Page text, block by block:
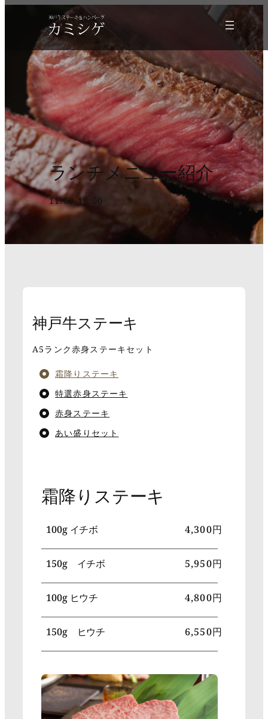
ランチメニュー紹介
11:00-15:00
神戸牛ステーキ
A5ランク赤身ステーキセット
霜降りステーキ
特選赤身ステーキ
赤身ステーキ
あい盛りセット
霜降りステーキ
100g イチボ 4,300円
150g イチボ 5,950円
100g ヒウチ 4,800円
150g ヒウチ 6,550円